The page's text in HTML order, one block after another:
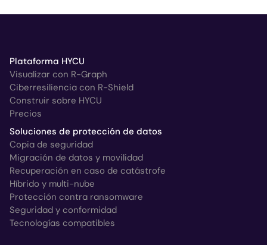
Plataforma HYCU
Visualizar con R-Graph
Ciberresiliencia con R-Shield
Construir sobre HYCU
Precios
Soluciones de protección de datos
Copia de seguridad
Migración de datos y movilidad
Recuperación en caso de catástrofe
Híbrido y multi-nube
Protección contra ransomware
Seguridad y conformidad
Tecnologías compatibles